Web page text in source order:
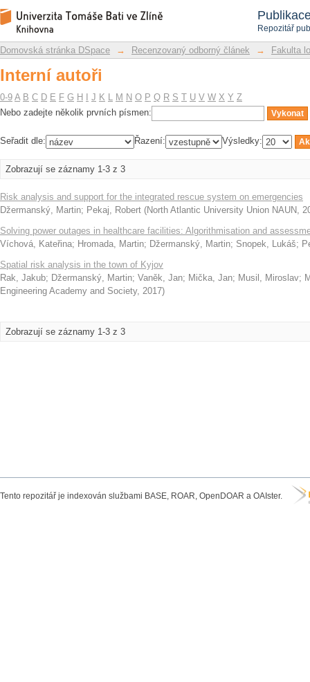
Repozitář
Interní autoři
Repozitář DSpace/Manakin
Domovská stránka DSpace → Recenzovaný odborný článek → Fakulta
Interní autoři
0-9 A B C D E F G H J K L M N O P Q R S T U V W X Y Z
Nebo zadejte několik prvních písmen:
Seřadit dle: Řazení: Výsledky:
Zobrazují se záznamy 1-3 z 3
Risk analysis and support for the integrated rescue system on emergencies
Džermanský, Martin; Pekaj, Robert (North Atlantic University Union NAUN,
Solving power outages in healthcare facilities: Algorithmisation and
Víchová, Kateřina; Hromada, Martin; Džermanský, Martin; Snopek, Lukáš;
Spatial risk analysis in the town of Kyjov
Rak, Jakub; Džermanský, Martin; Vaněk, Jan; Mička, Jan; Musil, Miroslav;
Engineering Academy and Society, 2017)
Zobrazují se záznamy 1-3 z 3
Tento repozitář je indexován službami BASE, ROAR, OpenDOAR a OAIster.